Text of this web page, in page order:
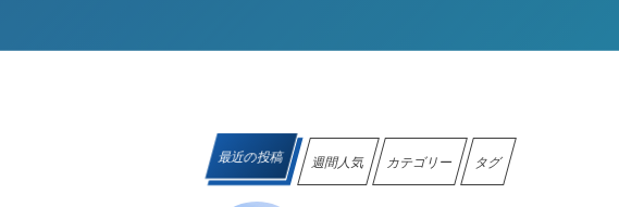
最近の投稿 週間人気 カテゴリー タグ